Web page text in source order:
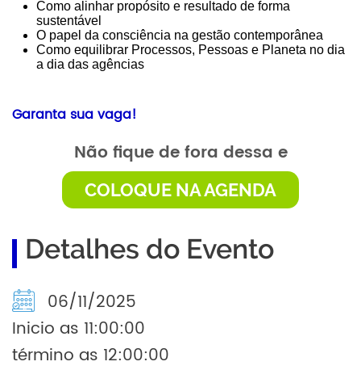
Como alinhar propósito e resultado de forma
sustentável
O papel da consciência na gestão contemporânea
Como equilibrar Processos, Pessoas e Planeta no dia
a dia das agências
Garanta sua vaga!
Não fique de fora dessa e
COLOQUE NA AGENDA
Detalhes do Evento
06/11/2025
Inicio as 11:00:00
término as 12:00:00